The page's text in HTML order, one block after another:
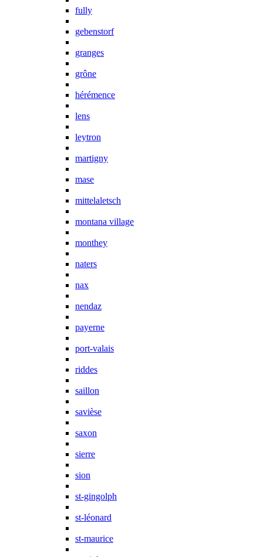
fully
gebenstorf
granges
grône
hérémence
lens
leytron
martigny
mase
mittelaletsch
montana village
monthey
naters
nax
nendaz
payerne
port-valais
riddes
saillon
savièse
saxon
sierre
sion
st-gingolph
st-léonard
st-maurice